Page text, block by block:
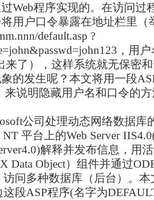
Web程序实现的。在访问过
用户口令暴露在地址栏里（
default.asp ?
，用
来了），这样系统就无保密
的发生呢？本文将用一段
来说明隐藏用户名和口令的
公司处理动态网络数据库
平台上的Web Server
解释并发布信息，用
Data Object） 组件并通过
访问多种数据库（后台）。
这段ASP程序(名字为